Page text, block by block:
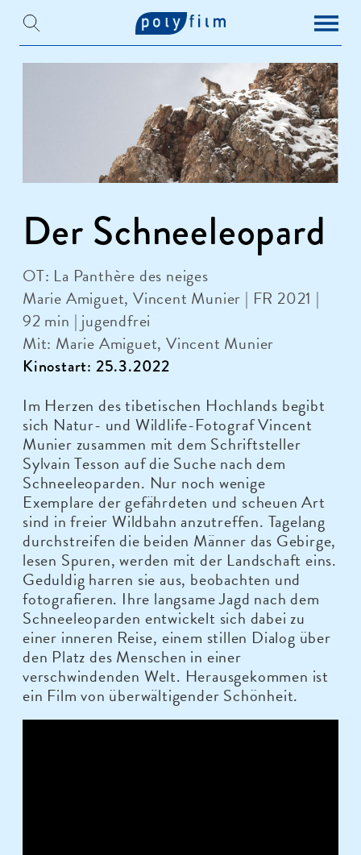
Der Schneeleopard
OT: La Panthère des neiges
Marie Amiguet, Vincent Munier | FR 2021 |
92 min | jugendfrei
Mit: Marie Amiguet, Vincent Munier
Kinostart: 25.3.2022
Im Herzen des tibetischen Hochlands begibt
sich Natur- und Wildlife-Fotograf Vincent
Munier zusammen mit dem Schriftsteller
Sylvain Tesson auf die Suche nach dem
Schneeleoparden. Nur noch wenige
Exemplare der gefährdeten und scheuen Art
sind in freier Wildbahn anzutreffen. Tagelang
durchstreifen die beiden Männer das Gebirge,
lesen Spuren, werden mit der Landschaft eins.
Geduldig harren sie aus, beobachten und
fotografieren. Ihre langsame Jagd nach dem
Schneeleoparden entwickelt sich dabei zu
einer inneren Reise, einem stillen Dialog über
den Platz des Menschen in einer
verschwindenden Welt. Herausgekommen ist
ein Film von überwältigender Schönheit.